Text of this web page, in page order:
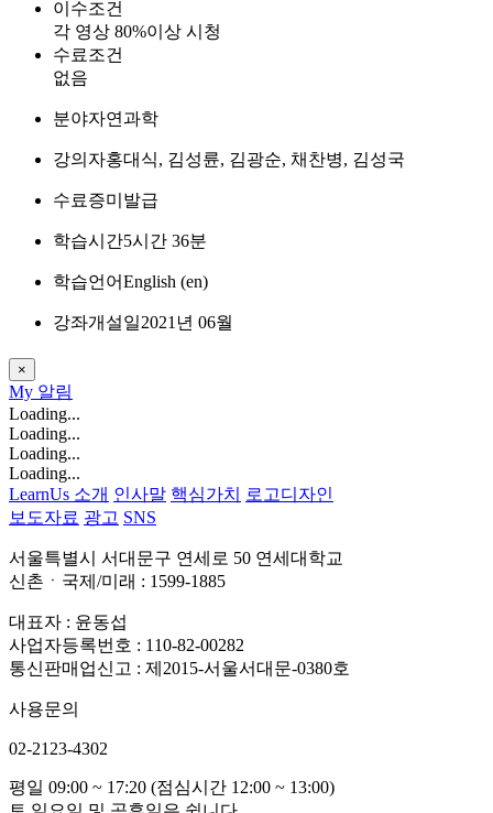
이수조건
각 영상 80%이상 시청
수료조건
없음
분야자연과학
강의자홍대식, 김성륜, 김광순, 채찬병, 김성국
수료증미발급
학습시간5시간 36분
학습언어English ‎(en)‎
강좌개설일2021년 06월
×
My 알림
Loading...
Loading...
Loading...
Loading...
LearnUs 소개 인사말 핵심가치
로고디자인
보도자료 광고 SNS
서울특별시 서대문구 연세로 50 연세대학교
신촌ㆍ국제/미래 : 1599-1885
대표자 : 윤동섭
사업자등록번호 : 110-82-00282
통신판매업신고 : 제2015-서울서대문-0380호
사용문의
02-2123-4302
평일 09:00 ~ 17:20 (점심시간 12:00 ~ 13:00)